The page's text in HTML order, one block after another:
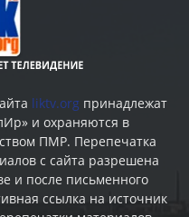
liktv.org принадлежат
и охраняются в
ПМР. Перепечатка
c сайта разрешена
и после письменного
ссылка на источник